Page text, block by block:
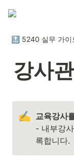
🔝 5240 실무 가이
강사
✍️
- 내부강
록합니다.